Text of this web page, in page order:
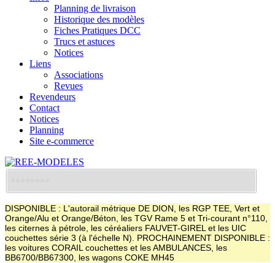
Planning de livraison
Historique des modèles
Fiches Pratiques DCC
Trucs et astuces
Notices
Liens
Associations
Revues
Revendeurs
Contact
Notices
Planning
Site e-commerce
DISPONIBLE : L'autorail métrique DE DION, les RGP TEE, Vert et
Orange/Alu et Orange/Béton, les TGV Rame 5 et Tri-courant n°110,
les citernes à pétrole, les céréaliers FAUVET-GIREL et les UIC
couchettes série 3 (à l'échelle N). PROCHAINEMENT DISPONIBLE :
les voitures CORAIL couchettes et les AMBULANCES, les
BB6700/BB67300, les wagons COKE MH45